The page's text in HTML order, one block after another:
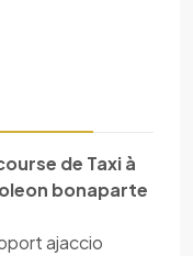
de Taxi à
bonaparte
ajaccio